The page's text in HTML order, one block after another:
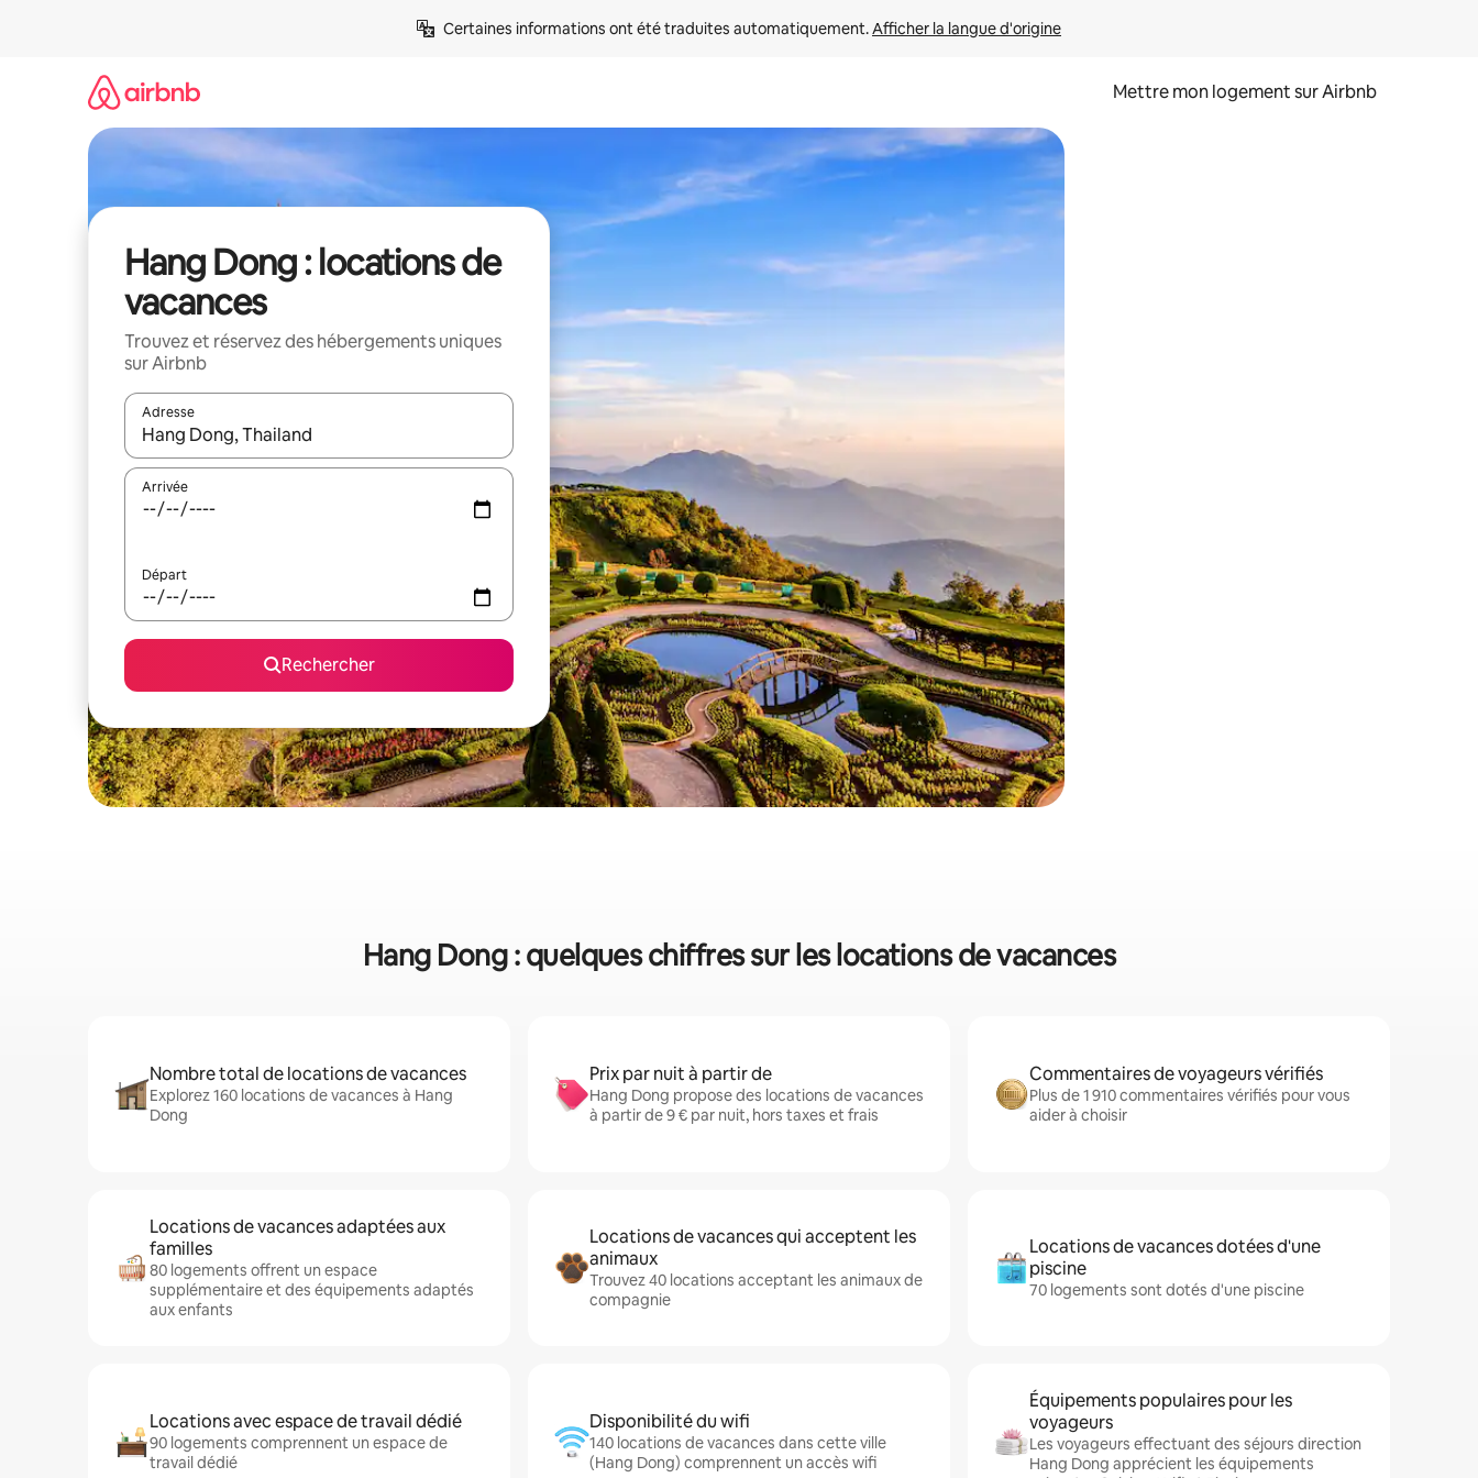
Certaines informations ont été traduites automatiquement. Afficher la langue d'origine
Mettre mon logement sur Airbnb
Hang Dong : locations de
vacances
Trouvez et réservez des hébergements uniques
sur Airbnb
Adresse
Lorsque les résultats s'affichent, utilisez les flèches vers le haut et vers le bas pour les parcourir ou en appuyant et en faisant glisser.
Arrivée
Départ
Rechercher
Hang Dong : quelques chiffres sur les locations de vacances
Nombre total de locations de vacances
Explorez 160 locations de vacances à Hang
Dong
Prix par nuit à partir de
Hang Dong propose des locations de vacances
à partir de 9 € par nuit, hors taxes et frais
Commentaires de voyageurs vérifiés
Plus de 1 910 commentaires vérifiés pour vous
aider à choisir
Locations de vacances adaptées aux
familles
80 logements offrent un espace
supplémentaire et des équipements adaptés
aux enfants
Locations de vacances qui acceptent les
animaux
Trouvez 40 locations acceptant les animaux de
compagnie
Locations de vacances dotées d'une
piscine
70 logements sont dotés d'une piscine
Locations avec espace de travail dédié
90 logements comprennent un espace de
travail dédié
Disponibilité du wifi
140 locations de vacances dans cette ville
(Hang Dong) comprennent un accès wifi
Équipements populaires pour les
voyageurs
Les voyageurs effectuant des séjours direction
Hang Dong apprécient les équipements